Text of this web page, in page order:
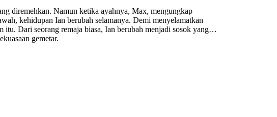
diremehkan. Namun ketika ayahnya, Max, mengungkap
kehidupan Ian berubah selamanya. Demi menyelamatkan
itu. Dari seorang remaja biasa, Ian berubah menjadi sosok yang
gemetar.